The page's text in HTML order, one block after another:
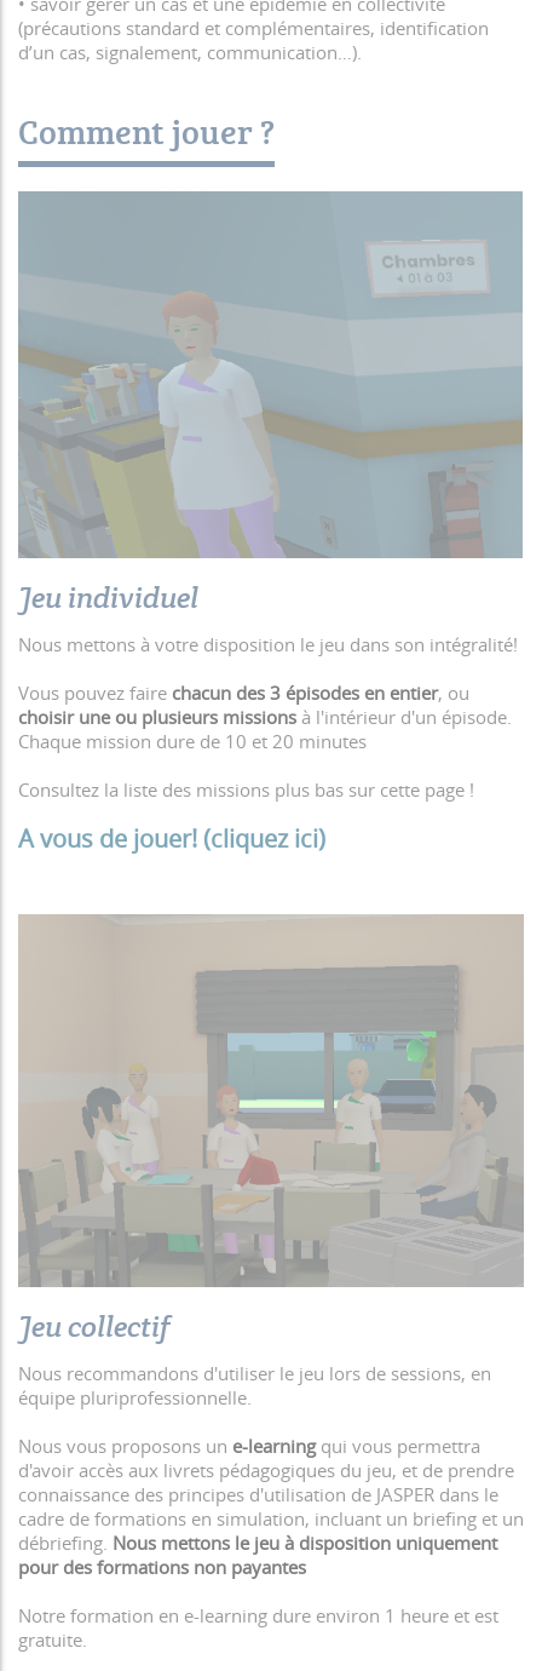
(précautions standard et complémentaires, identification
d’un cas, signalement, communication…).
Comment jouer ?
Jeu individuel
Nous mettons à votre disposition le jeu dans son intégralité!
Vous pouvez faire chacun des 3 épisodes en entier, ou
choisir une ou plusieurs missions à l'intérieur d'un épisode.
Chaque mission dure de 10 et 20 minutes
Consultez la liste des missions plus bas sur cette page !
A vous de jouer! (cliquez ici)
Jeu collectif
Nous recommandons d'utiliser le jeu lors de sessions, en
équipe pluriprofessionnelle.
Nous vous proposons un e-learningqui vous permettra
d'avoir accès aux livrets pédagogiques du jeu, et de prendre
connaissance des principes d'utilisation de JASPER dans le
cadre de formations en simulation, incluant un briefing et un
débriefing. Nous mettons le jeu à disposition uniquement
pour des formations non payantes
Notre formation en e-learning dure environ 1 heure et est
gratuite.